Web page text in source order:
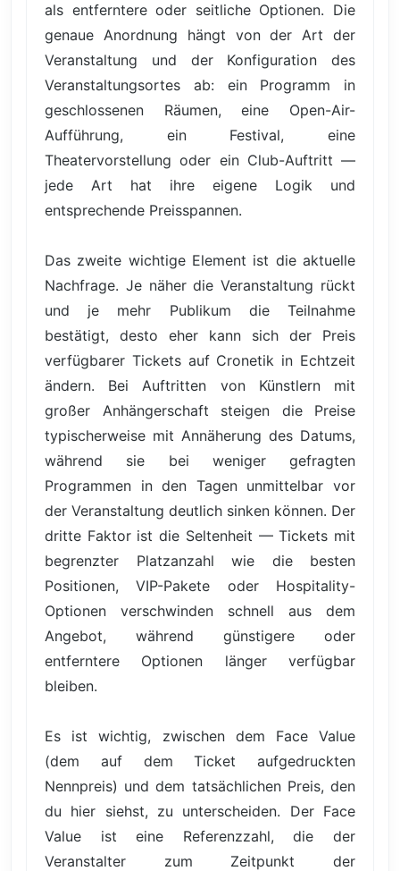
als entferntere oder seitliche Optionen. Die
genaue Anordnung hängt von der Art der
Veranstaltung und der Konfiguration des
Veranstaltungsortes ab: ein Programm in
geschlossenen Räumen, eine Open-Air-
Aufführung, ein Festival, eine
Theatervorstellung oder ein Club-Auftritt —
jede Art hat ihre eigene Logik und
entsprechende Preisspannen.
Das zweite wichtige Element ist die aktuelle
Nachfrage. Je näher die Veranstaltung rückt
und je mehr Publikum die Teilnahme
bestätigt, desto eher kann sich der Preis
verfügbarer Tickets auf Cronetik in Echtzeit
ändern. Bei Auftritten von Künstlern mit
großer Anhängerschaft steigen die Preise
typischerweise mit Annäherung des Datums,
während sie bei weniger gefragten
Programmen in den Tagen unmittelbar vor
der Veranstaltung deutlich sinken können. Der
dritte Faktor ist die Seltenheit — Tickets mit
begrenzter Platzanzahl wie die besten
Positionen, VIP-Pakete oder Hospitality-
Optionen verschwinden schnell aus dem
Angebot, während günstigere oder
entferntere Optionen länger verfügbar
bleiben.
Es ist wichtig, zwischen dem Face Value
(dem auf dem Ticket aufgedruckten
Nennpreis) und dem tatsächlichen Preis, den
du hier siehst, zu unterscheiden. Der Face
Value ist eine Referenzzahl, die der
Veranstalter zum Zeitpunkt der